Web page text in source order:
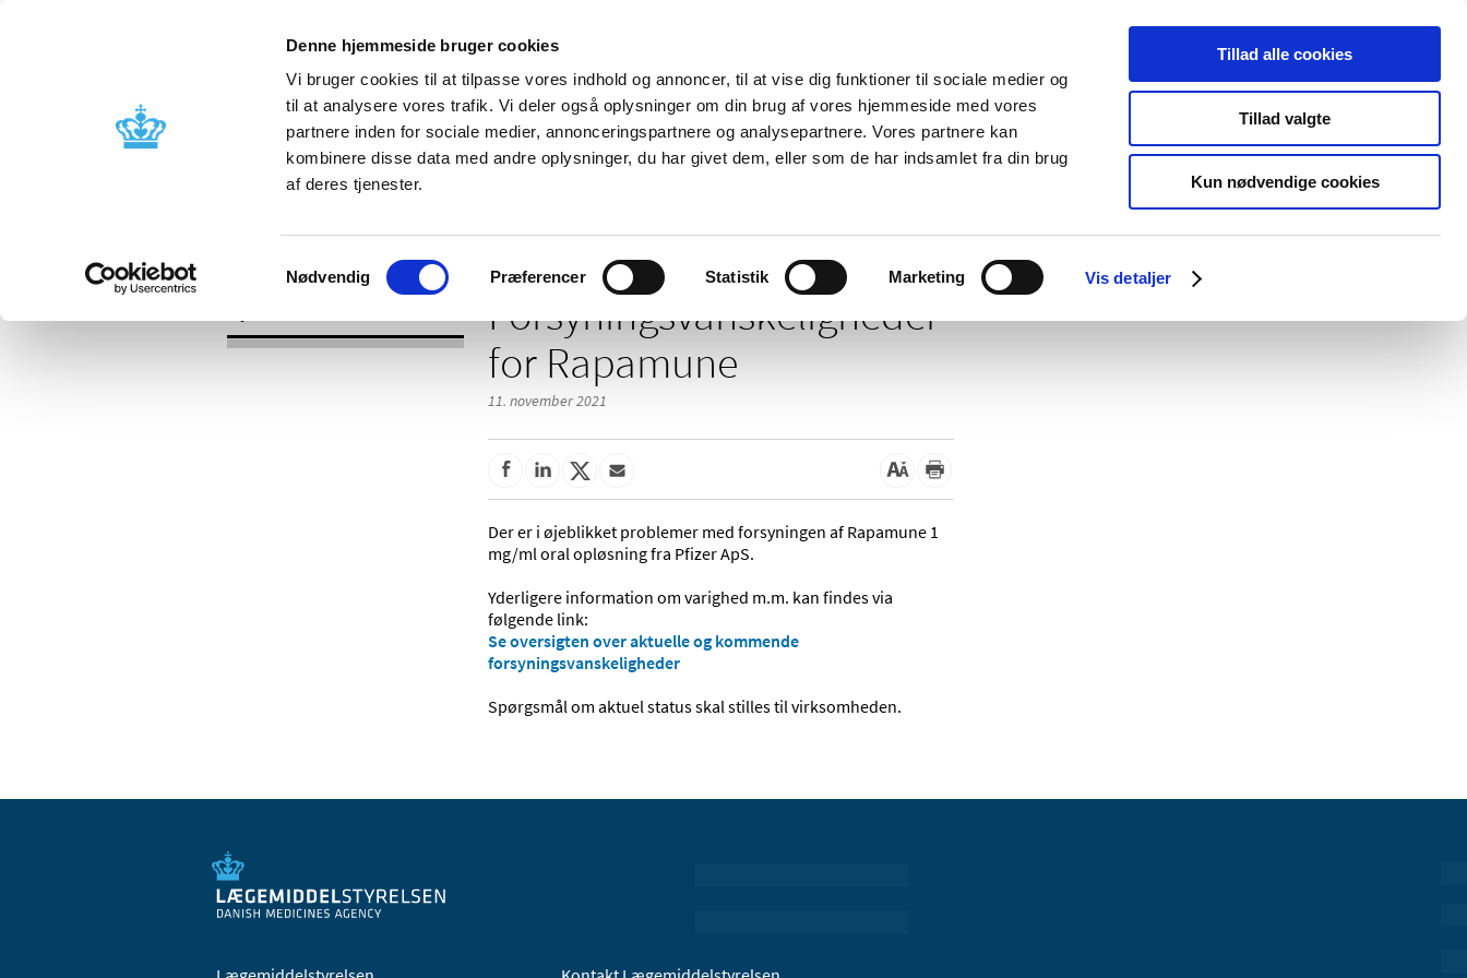
Denne hjemmeside bruger cookies
Vi bruger cookies til at tilpasse vores indhold og annoncer, til at vise dig funktioner til sociale medier og
til at analysere vores trafik. Vi deler også oplysninger om din brug af vores hjemmeside med vores
partnere inden for sociale medier, annonceringspartnere og analysepartnere. Vores partnere kan
kombinere disse data med andre oplysninger, du har givet dem, eller som de har indsamlet fra din brug
af deres tjenester.
Samtykkevalg
Nødvendig Præferencer Statistik Marketing Vis detaljer
Tillad alle cookies
Tillad valgte
Kun nødvendige cookies
Nyheder Om os Kontakt Udgivelser
Godkendelse og
Bivirkninger og
produktinformation
Tilskud og
Apoteker og salg af
Medicinsk
Særlige
produktområder
Forsyningsvanskeligheder
for Rapamune
11. november 2021
Der er i øjeblikket problemer med forsyningen af Rapamune 1
mg/ml oral opløsning fra Pfizer ApS.
Yderligere information om varighed m.m. kan findes via
følgende link:
Se oversigten over aktuelle og kommende
forsyningsvanskeligheder
Spørgsmål om aktuel status skal stilles til virksomheden.